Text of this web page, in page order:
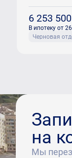
6 253 500
В ипотеку от
Черновая
на
Мы